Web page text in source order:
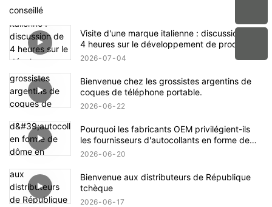
conseillé
Visite d'une marque italienne : discussion de
4 heures sur le développement de produits
OEM chez aikusu
2026 07 04
Bienvenue chez les grossistes argentins de
coques de téléphone portable.
2026 06 22
Pourquoi les fabricants OEM privilégient-ils
les fournisseurs d'autocollants en forme de
dôme en époxy cristal possédant les
RoHS ?
2026 06 20
Bienvenue aux distributeurs de République
tchèque
2026 06 17